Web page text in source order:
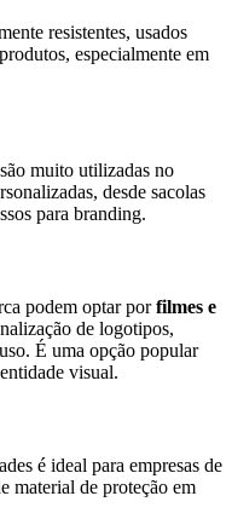
resistentes, usados
especialmente em
muito utilizadas no
desde sacolas
para branding.
podem optar porfilmes e
de logotipos,
É uma opção popular
visual.
é ideal para empresas de
material de proteção em